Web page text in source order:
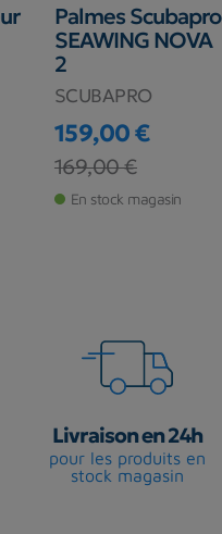
Palmes Scubapro
SEAWING NOVA
2
SCUBAPRO
Prix
159,00 €
Prix de base
169,00 €
En stock magasin
Livraison en 24h
pour les produits en
stock magasin